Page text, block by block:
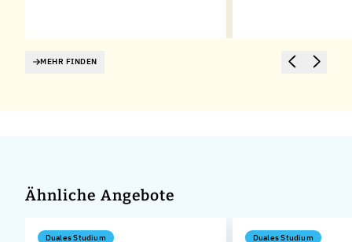
MEHR FINDEN
Ähnliche Angebote
Duales Studium Duales Studium